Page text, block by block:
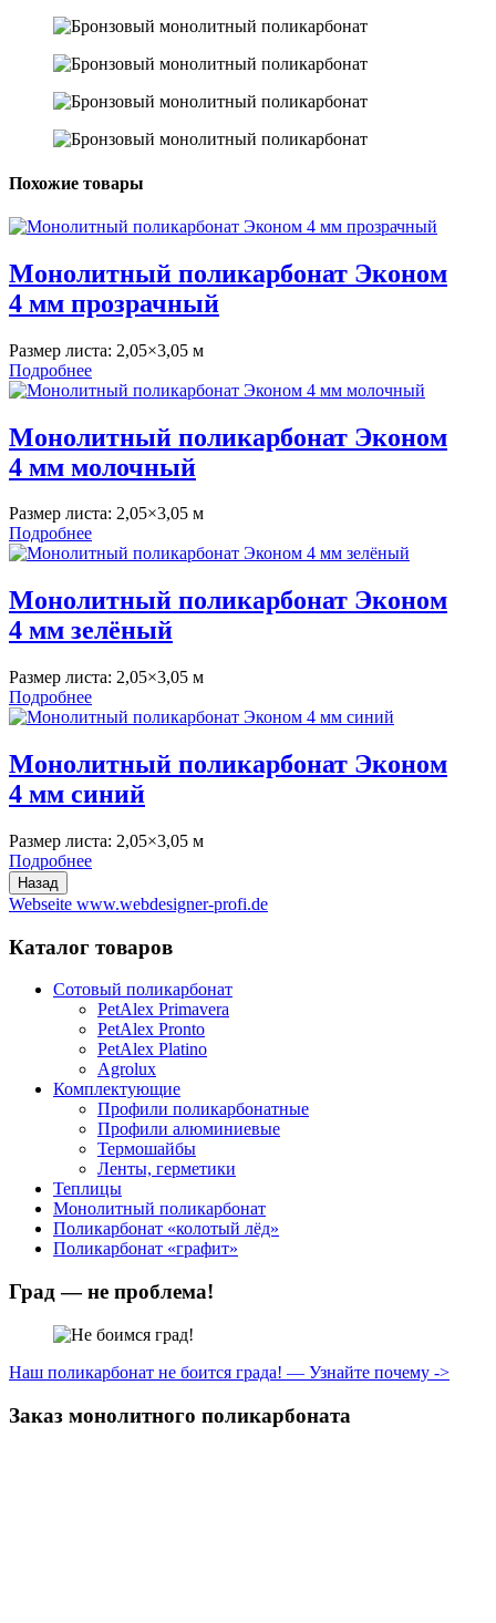
Похожие товары
Монолитный поликарбонат Эконом
4 мм прозрачный
Размер листа: 2,05×3,05 м
Подробнее
Монолитный поликарбонат Эконом
4 мм молочный
Размер листа: 2,05×3,05 м
Подробнее
Монолитный поликарбонат Эконом
4 мм зелёный
Размер листа: 2,05×3,05 м
Подробнее
Монолитный поликарбонат Эконом
4 мм синий
Размер листа: 2,05×3,05 м
Подробнее
Webseite www.webdesigner-profi.de
Каталог товаров
Сотовый поликарбонат
PetAlex Primavera
PetAlex Pronto
PetAlex Platino
Agrolux
Комплектующие
Профили поликарбонатные
Профили алюминиевые
Термошайбы
Ленты, герметики
Теплицы
Монолитный поликарбонат
Поликарбонат «колотый лёд»
Поликарбонат «графит»
Град — не проблема!
Наш поликарбонат не боится града! — Узнайте почему ->
Заказ монолитного поликарбоната